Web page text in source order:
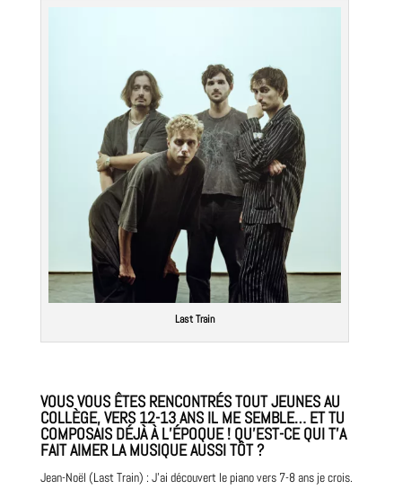
Last Train
VOUS VOUS ÊTES RENCONTRÉS TOUT JEUNES AU
COLLÈGE, VERS 12-13 ANS IL ME SEMBLE… ET TU
COMPOSAIS DÉJÀ À L’ÉPOQUE ! QU’EST-CE QUI T’A
FAIT AIMER LA MUSIQUE AUSSI TÔT ?
Jean-Noël (Last Train) : J’ai découvert le piano vers 7-8 ans je crois.